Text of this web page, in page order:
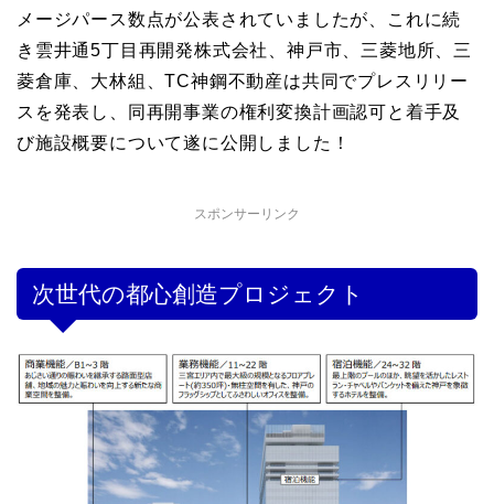
メージパース数点が公表されていましたが、これに続
き雲井通5丁目再開発株式会社、神戸市、三菱地所、三
菱倉庫、大林組、TC神鋼不動産は共同でプレスリリー
スを発表し、同再開事業の権利変換計画認可と着手及
び施設概要について遂に公開しました！
スポンサーリンク
次世代の都心創造プロジェクト